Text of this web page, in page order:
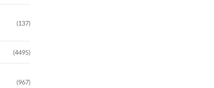
(137)
(4495)
(967)